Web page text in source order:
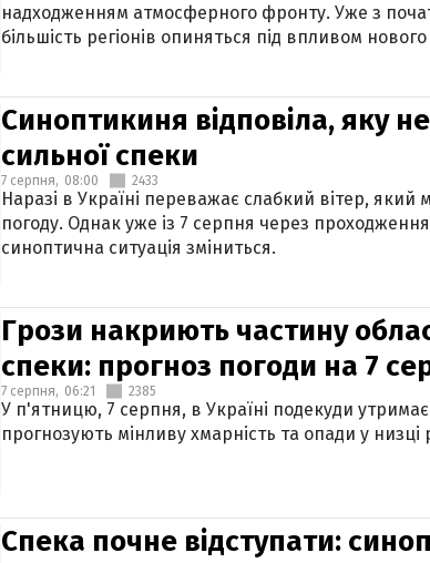
надходженням атмосферного фронту. Уже з
більшість регіонів опиняться під впливом
Синоптикиня відповіла, яку
сильної спеки
7 серпня, 08:00 2433
Наразі в Україні переважає слабкий вітер,
погоду. Однак уже із 7 серпня через
синоптична ситуація зміниться.
Грози накриють частину
спеки: прогноз погоди на 7
7 серпня, 06:21 2385
У п'ятницю, 7 серпня, в Україні подекуди
прогнозують мінливу хмарність та опади у низці
Спека почне відступати: